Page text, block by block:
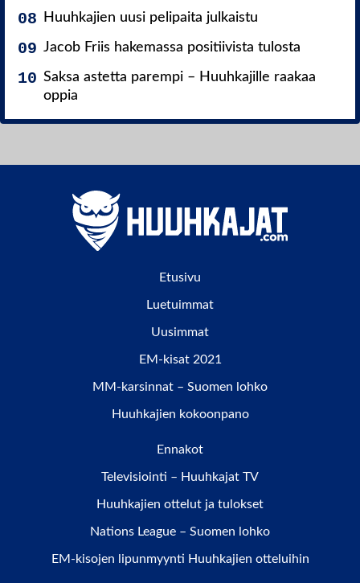
Huuhkajien uusi pelipaita julkaistu
Jacob Friis hakemassa positiivista tulosta
Saksa astetta parempi – Huuhkajille raakaa
oppia
Etusivu
Luetuimmat
Uusimmat
EM-kisat 2021
MM-karsinnat – Suomen lohko
Huuhkajien kokoonpano
Ennakot
Televisiointi – Huuhkajat TV
Huuhkajien ottelut ja tulokset
Nations League – Suomen lohko
EM-kisojen lipunmyynti Huuhkajien otteluihin